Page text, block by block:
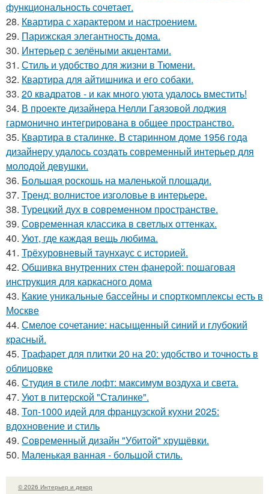
функциональность сочетает.
28. Квартира с характером и настроением.
29. Парижская элегантность дома.
30. Интерьер с зелёными акцентами.
31. Стиль и удобство для жизни в Тюмени.
32. Квартира для айтишника и его собаки.
33. 20 квадратов - и как много уюта удалось вместить!
34. В проекте дизайнера Нелли Гаязовой лоджия
гармонично интегрирована в общее пространство.
35. Квартира в сталинке. В старинном доме 1956 года
дизайнеру удалось создать современный интерьер для
молодой девушки.
36. Большая роскошь на маленькой площади.
37. Тренд: волнистое изголовье в интерьере.
38. Турецкий дух в современном пространстве.
39. Современная классика в светлых оттенках.
40. Уют, где каждая вещь любима.
41. Трёхуровневый таунхаус с историей.
42. Обшивка внутренних стен фанерой: пошаговая
инструкция для каркасного дома
43. Какие уникальные бассейны и спорткомплексы есть в
Москве
44. Смелое сочетание: насыщенный синий и глубокий
красный.
45. Трафарет для плитки 20 на 20: удобство и точность в
облицовке
46. Студия в стиле лофт: максимум воздуха и света.
47. Уют в питерской "Сталинке".
48. Топ-1000 идей для французской кухни 2025:
вдохновение и стиль
49. Современный дизайн "Убитой" хрущёвки.
50. Маленькая ванная - большой стиль.
© 2026 Интерьер и декор